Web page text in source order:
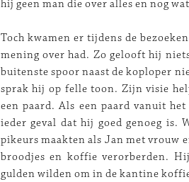
hij geen man die over alles en nog
Toch kwamen er tijdens de
mening over had. Zo gelooft hij
buitenste spoor naast de koploper
sprak hij op felle toon. Zijn visie
een paard. Als een paard vanuit
ieder geval dat hij goed genoeg is.
pikeurs maakten als Jan met vrouw
broodjes en koffie verorberden.
gulden wilden om in de kantine